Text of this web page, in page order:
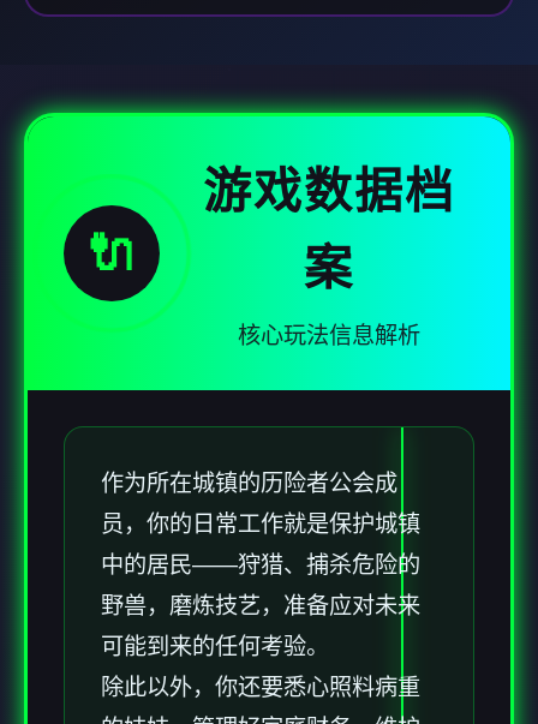
🔌
游戏数据档
案
核心玩法信息解析
作为所在城镇的历险者公会成
员，你的日常工作就是保护城镇
中的居民——狩猎、捕杀危险的
野兽，磨炼技艺，准备应对未来
可能到来的任何考验。
除此以外，你还要悉心照料病重